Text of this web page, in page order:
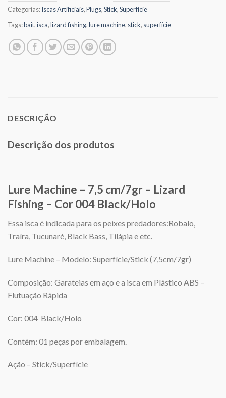
Categorias:Iscas Artificiais,Plugs,Stick,Superfície
Tags:bait,isca,lizard fishing,lure machine, stick, superfície
DESCRIÇÃO
Descrição dos produtos
Lure Machine – 7,5 cm/7gr – Lizard
Fishing – Cor 004 Black/Holo
Essa isca é indicada para os peixes predadores:Robalo,
Traíra, Tucunaré, Black Bass, Tilápia e etc.
Lure Machine – Modelo: Superfície/Stick (7,5cm/7gr)
Composição: Garateias em aço e a isca em Plástico ABS –
Flutuação Rápida
Cor: 004 Black/Holo
Contém: 01 peças por embalagem.
Ação – Stick/Superfície